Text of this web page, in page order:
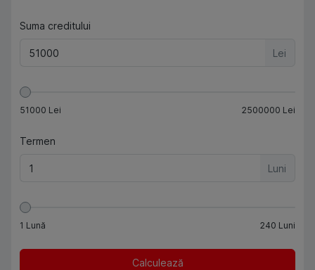
Suma creditului
Lei
51000 Lei 2500000 Lei
Termen
Luni
1 Lună 240 Luni
Calculează